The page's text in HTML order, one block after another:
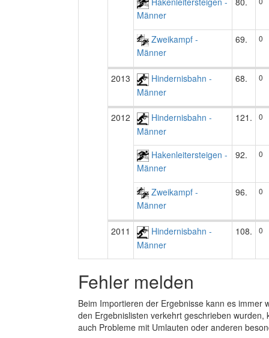
Männer
Zweikampf -
Männer
69. 0
2013
Hindernisbahn -
Männer
68. 0
2012
Hindernisbahn -
Männer
121. 0
Hakenleitersteigen -
Männer
92. 0
Zweikampf -
Männer
96. 0
2011
Hindernisbahn -
Männer
108. 0
Fehler melden
Beim Importieren der Ergebnisse kann es
den Ergebnislisten verkehrt geschrieben
auch Probleme mit Umlauten oder anderen